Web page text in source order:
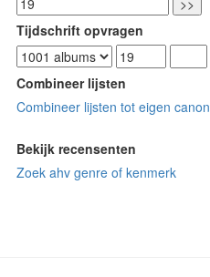
Tijdschrift opvragen
Combineer lijsten
Combineer lijsten tot eigen canon
Bekijk recensenten
Zoek ahv genre of kenmerk